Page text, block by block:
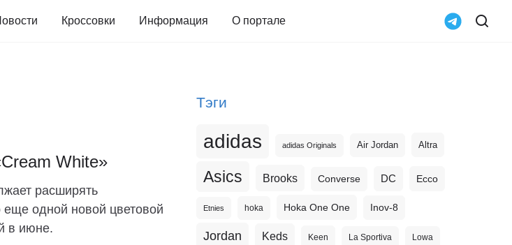
Кроссовки Информация О портале
White»
расширять
одной новой цветовой
в июне.
Тэги
adidas adidas Originals Air Jordan Altra
Asics Brooks Converse DC Ecco
Etnies hoka Hoka One One Inov-8
Jordan Keds Keen La Sportiva Lowa